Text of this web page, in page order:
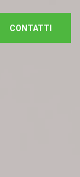
CONTATTI